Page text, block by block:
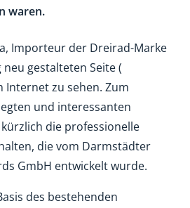
waren.
Importeur der Dreirad-Marke
gestalteten Seite (
Internet zu sehen. Zum
und interessanten
die professionelle
die vom Darmstädter
GmbH entwickelt wurde.
des bestehenden